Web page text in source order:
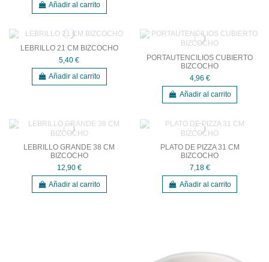
Añadir al carrito
LEBRILLO 21 CM BIZCOCHO
5,40 €
Añadir al carrito
PORTAUTENCILIOS CUBIERTO
BIZCOCHO
4,96 €
Añadir al carrito
LEBRILLO GRANDE 38 CM
BIZCOCHO
12,90 €
Añadir al carrito
PLATO DE PIZZA 31 CM
BIZCOCHO
7,18 €
Añadir al carrito